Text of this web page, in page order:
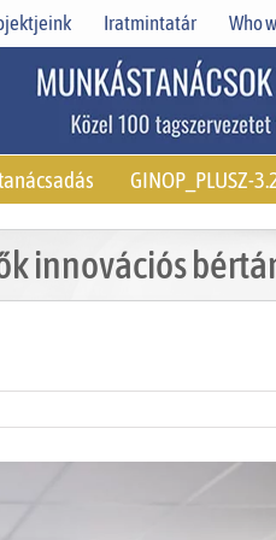
Iratmintatár Who
GINOP_PLUSZ-
innovációs